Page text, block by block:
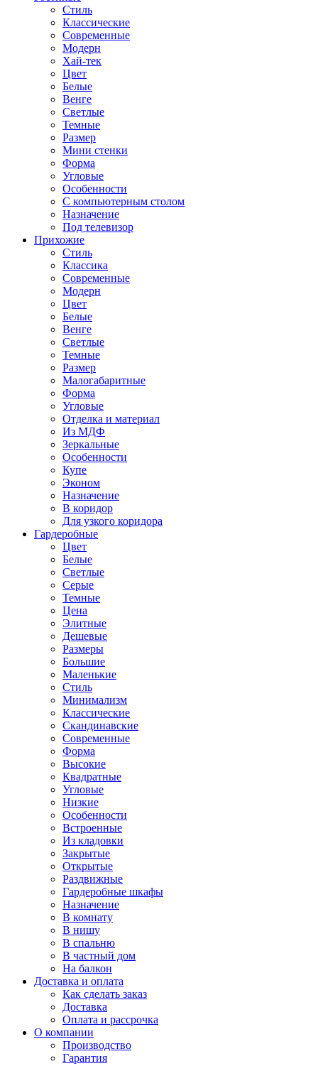
Стиль
Классические
Современные
Модерн
Хай-тек
Цвет
Белые
Венге
Светлые
Темные
Размер
Мини стенки
Форма
Угловые
Особенности
С компьютерным столом
Назначение
Под телевизор
Прихожие
Стиль
Классика
Современные
Модерн
Цвет
Белые
Венге
Светлые
Темные
Размер
Малогабаритные
Форма
Угловые
Отделка и материал
Из МДФ
Зеркальные
Особенности
Купе
Эконом
Назначение
В коридор
Для узкого коридора
Гардеробные
Цвет
Белые
Светлые
Серые
Темные
Цена
Элитные
Дешевые
Размеры
Большие
Маленькие
Стиль
Минимализм
Классические
Скандинавские
Современные
Форма
Высокие
Квадратные
Угловые
Низкие
Особенности
Встроенные
Из кладовки
Закрытые
Открытые
Раздвижные
Гардеробные шкафы
Назначение
В комнату
В нишу
В спальню
В частный дом
На балкон
Доставка и оплата
Как сделать заказ
Доставка
Оплата и рассрочка
О компании
Производство
Гарантия